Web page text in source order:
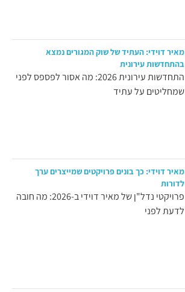
מאיר דוידי: העתיד של שוק המגורים נמצא
בהתחדשות עירונית
התחדשות עירונית 2026: מה אסור לפספס לפני
שמחליטים על עתיד
מאיר דוידי: כך בונים פרויקטים שמייצרים ערך
לדורות
פרויקטי נדל"ן של מאיר דוידי ב-2026: מה חובה
לדעת לפני